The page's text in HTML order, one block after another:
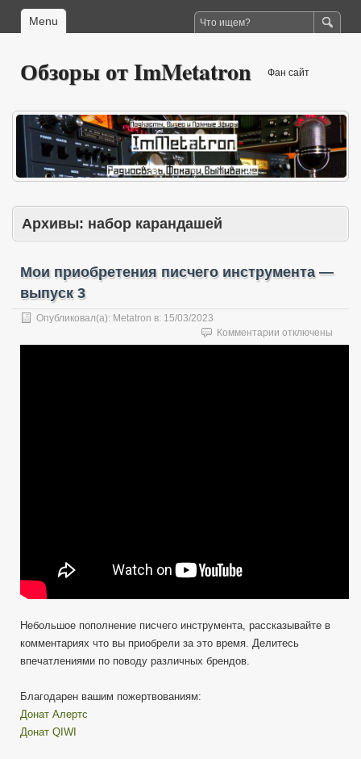
Menu
Обзоры от ImMetatron Фан сайт
Архивы: набор карандашей
Мои приобретения писчего инструмента —
выпуск 3
Опубликовал(а): Metatron в: 15/03/2023
Комментарии к
записи
отключены
Небольшое пополнение писчего инструмента, рассказывайте в
комментариях что вы приобрели за это время. Делитесь
впечатлениями по поводу различных брендов.
Благодарен вашим пожертвованиям:
Донат Алертс
Донат QIWI